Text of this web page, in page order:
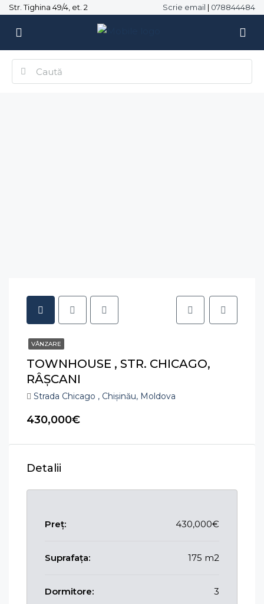
Str. Tighina 49/4, et. 2 Scrie email | 078844484
VÂNZARE
TOWNHOUSE , STR. CHICAGO,
RÂŞCANI
Strada Chicago , Chișinău, Moldova
430,000€
Detalii
Preț: 430,000€
Suprafața: 175 m2
Dormitore: 3